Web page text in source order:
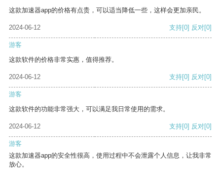
这款加速器app的价格有点贵，可以适当降低一些，这样会更加亲民。
2024-06-12 支持[0] 反对[0]
游客
这款软件的价格非常实惠，值得推荐。
2024-06-12 支持[0] 反对[0]
游客
这款软件的功能非常强大，可以满足我日常使用的需求。
2024-06-12 支持[0] 反对[0]
游客
这款加速器app的安全性很高，使用过程中不会泄露个人信息，让我非常
放心。